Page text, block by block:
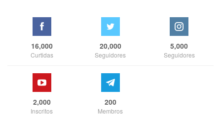
16,000
Curtidas
20,000
Seguidores
5,000
Seguidores
2,000
Inscritos
200
Membros